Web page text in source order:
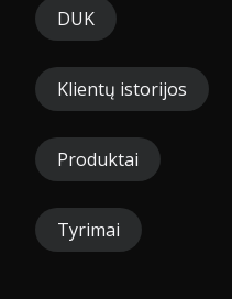
DUK
Klientų istorijos
Produktai
Tyrimai